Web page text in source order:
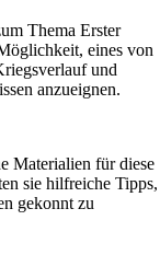
Thema Erster
eines von
und
anzueignen.
Materialien für diese
sie hilfreiche Tipps,
gekonnt zu